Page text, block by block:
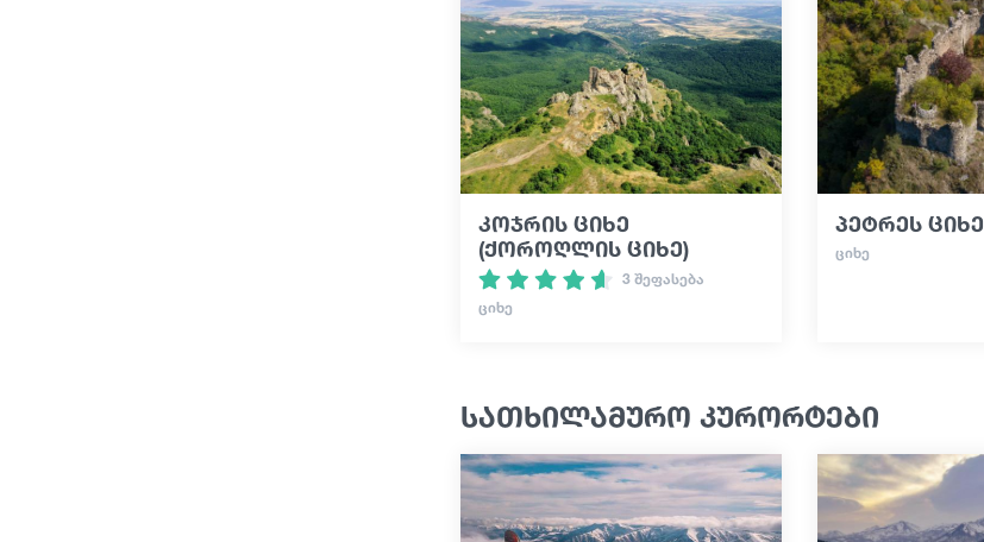
კოჯრის ციხე
(ქოროღლის ციხე)
3 შეფასება
ᲪᲘᲮᲔ
პეტრეს ციხე
ᲪᲘᲮᲔ
სათხილამურო კურორტები